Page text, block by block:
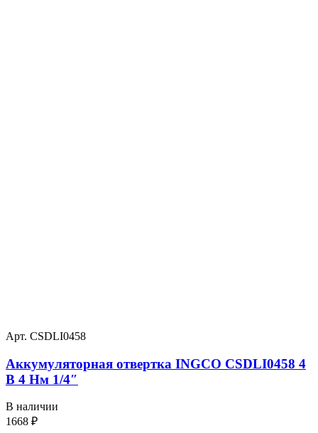
Арт. CSDLI0458
Аккумуляторная отвертка INGCO CSDLI0458 4
В 4 Нм 1/4″
В наличии
1668 ₽